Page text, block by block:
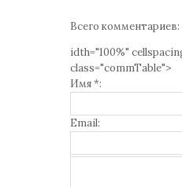
Всего комментариев:
idth="100%"
class="commTable">
Имя *:
Email: